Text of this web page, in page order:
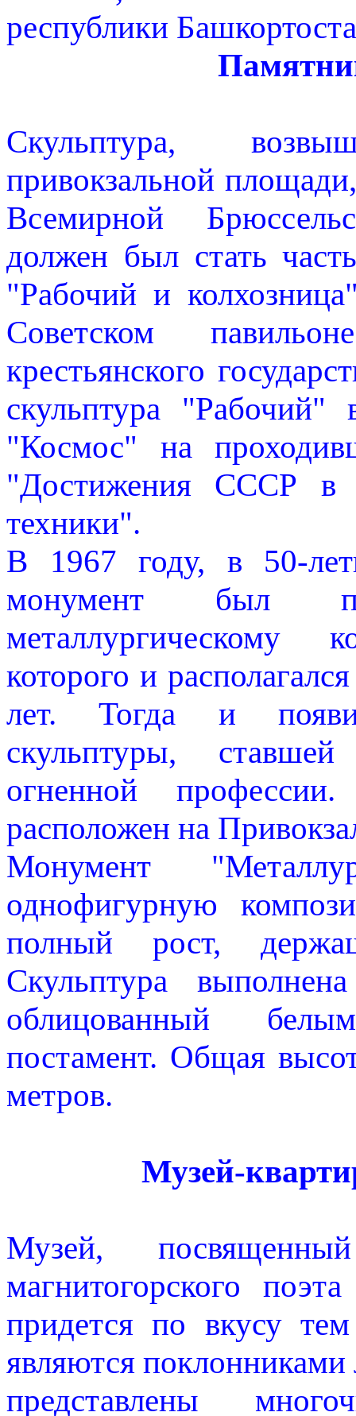
республики
Скульптура,
привокзальной
Всемирной
должен был стать
"Рабочий и
Советском
крестьянского
скульптура
"Космос" на
"Достижения СССР в
техники".
В 1967 году, в 50-
монумент был
металлургическому
которого и
лет. Тогда и
скульптуры,
огненной
расположен на
Монумент
однофигурную
полный рост,
Скульптура
облицованный
постамент. Общая
метров.
Музей-
Музей,
магнитогорского
придется по вкусу
являются поклонниками
представлены